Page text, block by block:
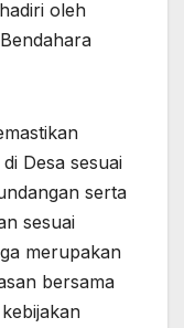
oleh
Desa sesuai
serta
sesuai
merupakan
bersama